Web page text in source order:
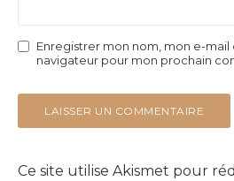
Enregistrer mon nom, mon e-mail
navigateur pour mon prochain
Ce site utilise Akismet pour